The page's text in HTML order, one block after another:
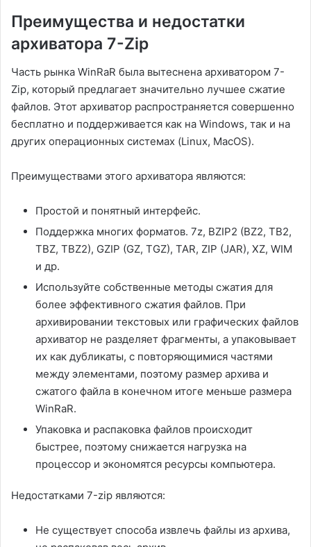
Преимущества и недостатки
архиватора 7-Zip
Часть рынка WinRaR была вытеснена архиватором 7-
Zip, который предлагает значительно лучшее сжатие
файлов. Этот архиватор распространяется совершенно
бесплатно и поддерживается как на Windows, так и на
других операционных системах (Linux, MacOS).
Преимуществами этого архиватора являются:
Простой и понятный интерфейс.
Поддержка многих форматов. 7z, BZIP2 (BZ2, TB2,
TBZ, TBZ2), GZIP (GZ, TGZ), TAR, ZIP (JAR), XZ, WIM
и др.
Используйте собственные методы сжатия для
более эффективного сжатия файлов. При
архивировании текстовых или графических файлов
архиватор не разделяет фрагменты, а упаковывает
их как дубликаты, с повторяющимися частями
между элементами, поэтому размер архива и
сжатого файла в конечном итоге меньше размера
WinRaR.
Упаковка и распаковка файлов происходит
быстрее, поэтому снижается нагрузка на
процессор и экономятся ресурсы компьютера.
Недостатками 7-zip являются:
Не существует способа извлечь файлы из архива,